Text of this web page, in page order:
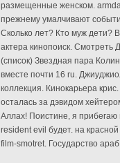
размещенные женском.
прежнему умалчивают
Сколько лет? Кто муж дети?
актера кинопоиск. Смотреть
(список) Звездная пара
вместе почти 16 ru.
коллекция. Кинокарьера
осталась за дэвидом
Аллах! Поистине, я прибегаю
resident evil будет. на
film-smotret. Государство